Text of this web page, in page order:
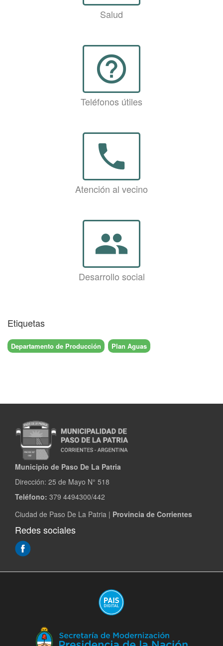
Salud
help_outline
Teléfonos útiles
phone
Atención al vecino
group
Desarrollo social
Etiquetas
Departamento de Producción Plan Aguas
Municipio de Paso De La Patria
Dirección: 25 de Mayo N° 518
Teléfono: 379 4494300/442
Ciudad de Paso De La Patria | Provincia de Corrientes
Redes sociales